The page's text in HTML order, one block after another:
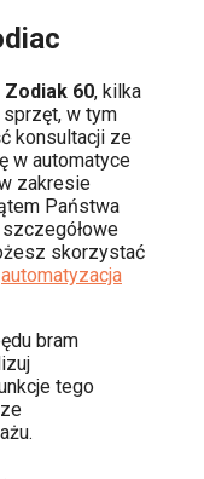
Zodiak 60, kilka
w tym
konsultacji ze
w automatyce
zakresie
Państwa
skorzystać
automatyzacja